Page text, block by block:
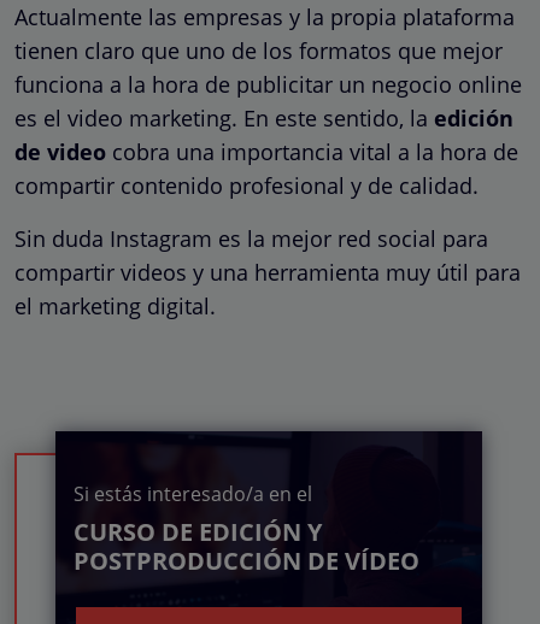
Actualmente las empresas y la propia plataforma
tienen claro que uno de los formatos que mejor
funciona a la hora de publicitar un negocio online
es el video marketing. En este sentido, la edición
de video cobra una importancia vital a la hora de
compartir contenido profesional y de calidad.
Sin duda Instagram es la mejor red social para
compartir videos y una herramienta muy útil para
el marketing digital.
Si estás interesado/a en el
CURSO DE EDICIÓN Y
POSTPRODUCCIÓN DE VÍDEO